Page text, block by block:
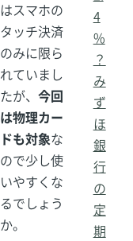
はスマホの
タッチ決済
のみに限ら
れていまし
たが、 今回
は物理カー
ドも対象な
ので少し使
いやすくな
るでしょう
か。
4
%
？
み
ず
ほ
銀
行
の
定
期